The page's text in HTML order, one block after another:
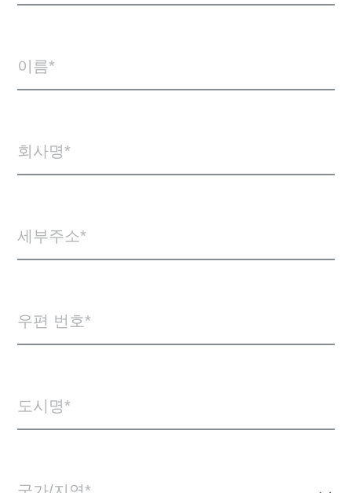
이름
회사명
세부주소
우편 번호
도시명